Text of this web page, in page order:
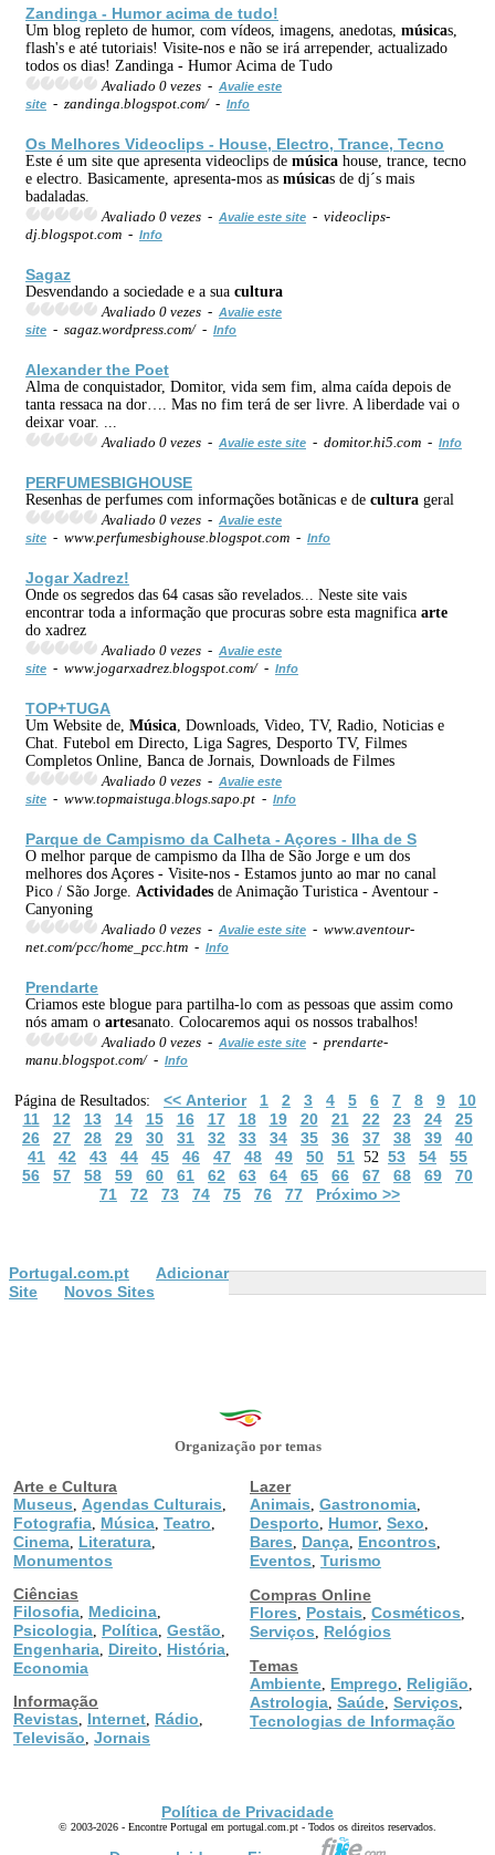
Zandinga - Humor acima de tudo!
Um blog repleto de humor, com vídeos, imagens, anedotas, músicas,
flash's e até tutoriais! Visite-nos e não se irá arrepender, actualizado
todos os dias! Zandinga - Humor Acima de Tudo
Avaliado 0 vezes - Avalie este
site - zandinga.blogspot.com/ - Info
Os Melhores Videoclips - House, Electro, Trance, Tecno
Este é um site que apresenta videoclips de música house, trance, tecno
e electro. Basicamente, apresenta-mos as músicas de dj´s mais
badaladas.
Avaliado 0 vezes - Avalie este site - videoclips-
dj.blogspot.com - Info
Sagaz
Desvendando a sociedade e a sua cultura
Avaliado 0 vezes - Avalie este
site - sagaz.wordpress.com/ - Info
Alexander the Poet
Alma de conquistador, Domitor, vida sem fim, alma caída depois de
tanta ressaca na dor…. Mas no fim terá de ser livre. A liberdade vai o
deixar voar. ...
Avaliado 0 vezes - Avalie este site - domitor.hi5.com - Info
PERFUMESBIGHOUSE
Resenhas de perfumes com informações botãnicas e de cultura geral
Avaliado 0 vezes - Avalie este
site - www.perfumesbighouse.blogspot.com - Info
Jogar Xadrez!
Onde os segredos das 64 casas são revelados... Neste site vais
encontrar toda a informação que procuras sobre esta magnifica arte
do xadrez
Avaliado 0 vezes - Avalie este
site - www.jogarxadrez.blogspot.com/ - Info
TOP+TUGA
Um Website de, Música , Downloads, Video, TV, Radio, Noticias e
Chat. Futebol em Directo, Liga Sagres, Desporto TV, Filmes
Completos Online, Banca de Jornais, Downloads de Filmes
Avaliado 0 vezes - Avalie este
site - www.topmaistuga.blogs.sapo.pt - Info
Parque de Campismo da Calheta - Açores - Ilha de S
O melhor parque de campismo da Ilha de São Jorge e um dos
melhores dos Açores - Visite-nos - Estamos junto ao mar no canal
Pico / São Jorge. Actividades de Animação Turistica - Aventour -
Canyoning
Avaliado 0 vezes - Avalie este site - www.aventour-
net.com/pcc/home_pcc.htm - Info
Prendarte
Criamos este blogue para partilha-lo com as pessoas que assim como
nós amam o artesanato. Colocaremos aqui os nossos trabalhos!
Avaliado 0 vezes - Avalie este site - prendarte-
manu.blogspot.com/ - Info
Página de Resultados: << Anterior 1 2 3 4 5 6 7 8 9
10
11
12 13 14 15 16 17 18 19 20 21 22 23 24
25
26
27 28 29 30 31 32 33 34 35 36 37 38 39
40
41
42 43 44 45 46 47 48 49 50 51 52 53 54
55
56
57 58 59 60 61 62 63 64 65 66 67 68 69
70
71
72 73 74 75 76 77 Próximo >>
Portugal.com.pt
Adicionar
Site
Novos Sites
Organização por temas
Arte e Cultura
Museus
Agendas Culturais
Fotografia Música Teatro
Cinema Literatura
Monumentos
Ciências
Filosofia Medicina
Psicologia Política Gestão
Engenharia Direito História
Economia
Informação
Revistas
Internet Rádio
Televisão Jornais
Lazer
Animais Gastronomia
Desporto Humor, Sexo
Bares Dança Encontros
Eventos Turismo
Compras Online
Flores
Postais Cosméticos
Serviços
Relógios
Temas
Ambiente Emprego Religião
Astrologia Saúde Serviços
Tecnologias de Informação
Política de Privacidade
© 2003-2026 - Encontre Portugal em portugal.com.pt - Todos os direitos reservados.